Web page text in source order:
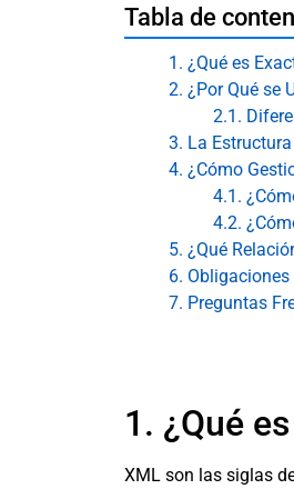
Tabla de
1. ¿Qué es
2. ¿Por Qué se
2.1.
3. La
4. ¿Cómo
4.1.
4.2.
5. ¿Qué
6.
7. Preguntas
1. ¿Qué
XML son las siglas